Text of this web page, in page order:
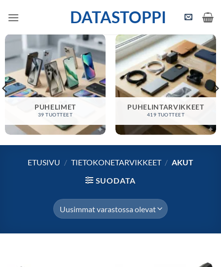
DATASTOPPI
PUHELIMET
39 TUOTTEET
PUHELINTARVIKKEET
419 TUOTTEET
ETUSIVU / TIETOKONETARVIKKEET / AKUT
SUODATA